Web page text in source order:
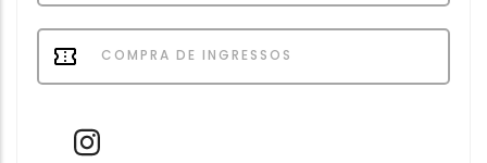
COMPRA DE INGRESSOS